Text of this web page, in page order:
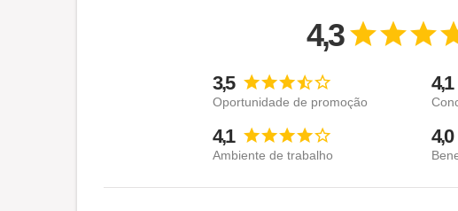
4,3
3,5
Oportunidade de promoção
4,1
4,1
Ambiente de trabalho
4,0